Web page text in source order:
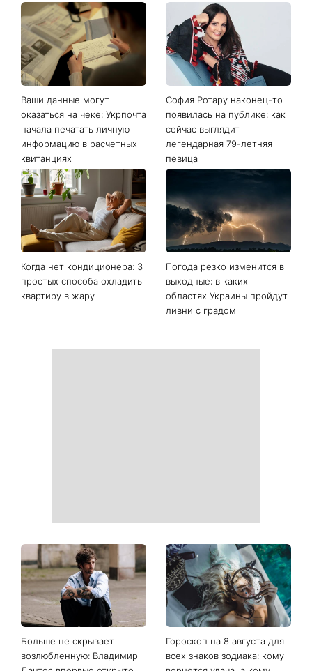
Ваши данные могут
оказаться на чеке: Укрпочта
начала печатать личную
информацию в расчетных
квитанциях
София Ротару наконец-то
появилась на публике: как
сейчас выглядит
легендарная 79-летняя
певица
Когда нет кондиционера: 3
простых способа охладить
квартиру в жару
Погода резко изменится в
выходные: в каких
областях Украины пройдут
ливни с градом
Больше не скрывает
возлюбленную: Владимир
Гороскоп на 8 августа для
всех знаков зодиака: кому